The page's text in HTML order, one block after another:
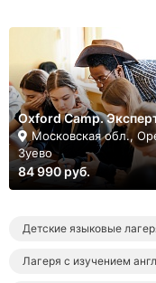
Oxford Camp.
Московская обл.,
Зуево
84 990 руб.
Детские языковые
Лагеря с изучением